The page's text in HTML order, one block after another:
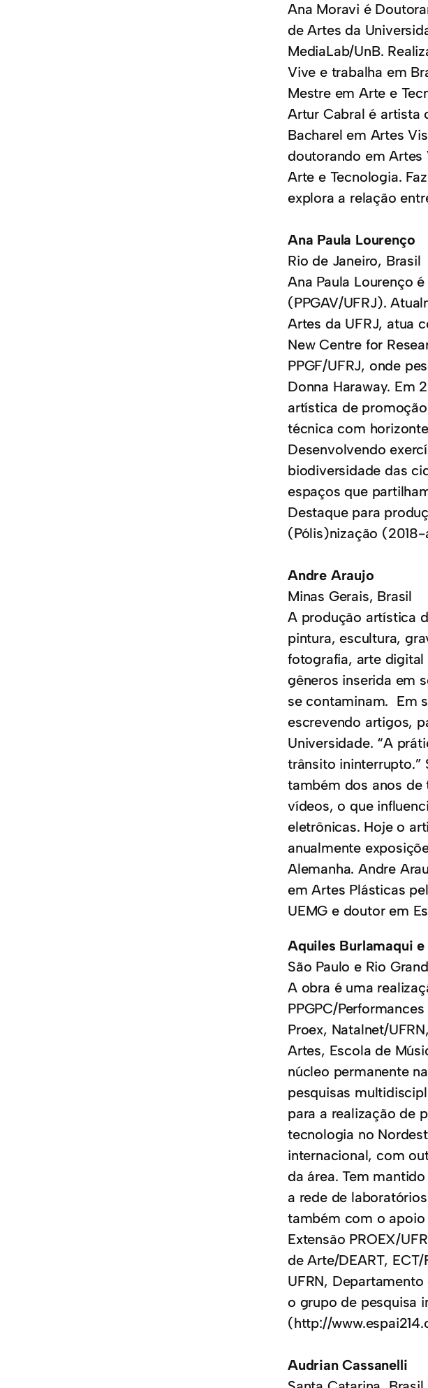
Ana Moravi é
de Artes da
MediaLab/UnB.
Vive e trabalha em
Mestre em Arte e
Artur Cabral é artista
Bacharel em Artes
doutorando em Artes
Arte e Tecnologia.
explora a relação
Ana Paula Lourenço
Rio de Janeiro, Brasil
Ana Paula Lourenço
(PPGAV/UFRJ).
Artes da UFRJ, atua
New Centre for
PPGF/UFRJ, onde
Donna Haraway. Em
artística de
técnica com
Desenvolvendo
biodiversidade das
espaços que
Destaque para
(Pólis)nização (2018-
Andre Araujo
Minas Gerais, Brasil
A produção artística
pintura, escultura,
fotografia, arte digital
gêneros inserida em
se contaminam. Em
escrevendo artigos,
Universidade. “A
trânsito ininterrupto.”
também dos anos de
vídeos, o que
eletrônicas. Hoje o
anualmente
Alemanha. Andre
em Artes Plásticas
UEMG e doutor em
Aquiles Burlamaqui e
São Paulo e Rio
A obra é uma
PPGPC/
Proex, Natalnet/
Artes, Escola de
núcleo permanente
pesquisas
para a realização de
tecnologia no
internacional, com
da área. Tem
a rede de
também com o apoio
Extensão PROEX/
de Arte/DEART,
UFRN,
o grupo de pesquisa
(http://
Audrian Cassanelli